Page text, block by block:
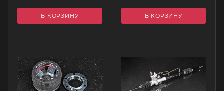
В КОРЗИНУ В КОРЗИНУ